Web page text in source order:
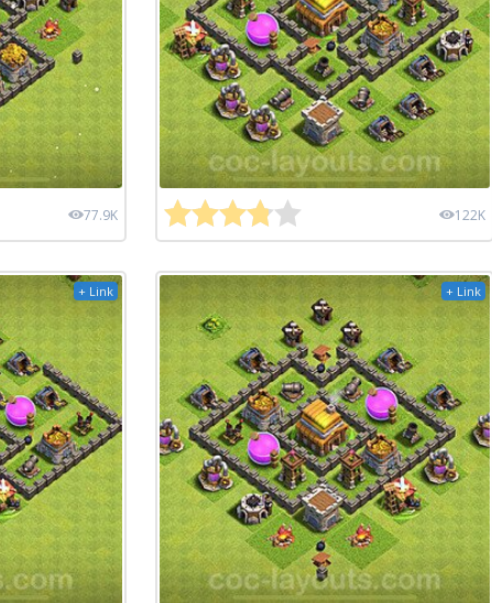
77.9K 122K
+ Link + Link